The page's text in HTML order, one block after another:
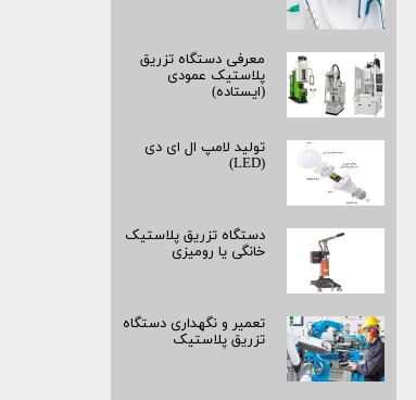
معرفی دستگاه تزریق
پلاستیک عمودی
(ایستاده)
تولید لامپ ال ای دی
(LED)
دستگاه تزریق پلاستیک
خانگی یا رومیزی
تعمیر و نگهداری دستگاه
تزریق پلاستیک